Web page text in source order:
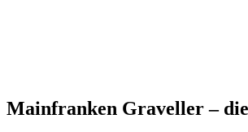
Mainfranken Graveller –